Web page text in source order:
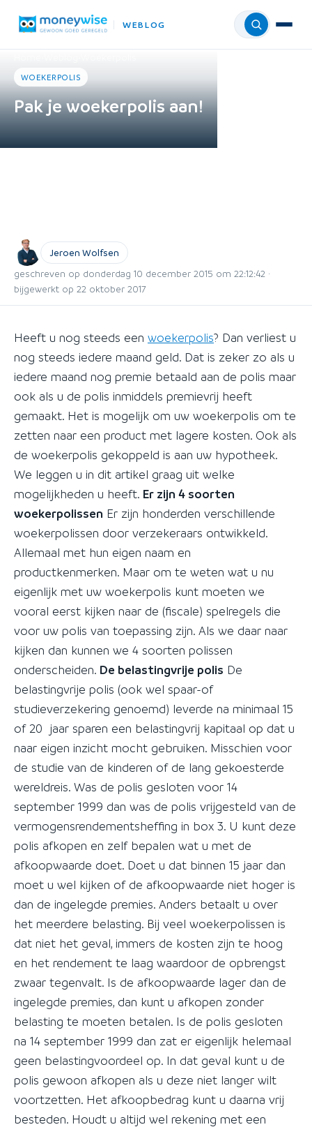
WEBLOG Menu
WOEKERPOLIS
Pak je woekerpolis aan!
Jeroen Wolfsen
geschreven op donderdag 10 december 2015 om 22:12:42 ·
bijgewerkt op 22 oktober 2017
Heeft u nog steeds een woekerpolis? Dan verliest u
nog steeds iedere maand geld. Dat is zeker zo als u
iedere maand nog premie betaald aan de polis maar
ook als u de polis inmiddels premievrij heeft
gemaakt. Het is mogelijk om uw woekerpolis om te
zetten naar een product met lagere kosten. Ook als
de woekerpolis gekoppeld is aan uw hypotheek.
We leggen u in dit artikel graag uit welke
mogelijkheden u heeft. Er zijn 4 soorten
woekerpolissen Er zijn honderden verschillende
woekerpolissen door verzekeraars ontwikkeld.
Allemaal met hun eigen naam en
productkenmerken. Maar om te weten wat u nu
eigenlijk met uw woekerpolis kunt moeten we
vooral eerst kijken naar de (fiscale) spelregels die
voor uw polis van toepassing zijn. Als we daar naar
kijken dan kunnen we 4 soorten polissen
onderscheiden. De belastingvrije polis De
belastingvrije polis (ook wel spaar-of
studieverzekering genoemd) leverde na minimaal 15
of 20 jaar sparen een belastingvrij kapitaal op dat u
naar eigen inzicht mocht gebruiken. Misschien voor
de studie van de kinderen of de lang gekoesterde
wereldreis. Was de polis gesloten voor 14
september 1999 dan was de polis vrijgesteld van de
vermogensrendementsheffing in box 3. U kunt deze
polis afkopen en zelf bepalen wat u met de
afkoopwaarde doet. Doet u dat binnen 15 jaar dan
moet u wel kijken of de afkoopwaarde niet hoger is
dan de ingelegde premies. Anders betaalt u over
het meerdere belasting. Bij veel woekerpolissen is
dat niet het geval, immers de kosten zijn te hoog
en het rendement te laag waardoor de opbrengst
zwaar tegenvalt. Is de afkoopwaarde lager dan de
ingelegde premies, dan kunt u afkopen zonder
belasting te moeten betalen. Is de polis gesloten
na 14 september 1999 dan zat er eigenlijk helemaal
geen belastingvoordeel op. In dat geval kunt u de
polis gewoon afkopen als u deze niet langer wilt
voortzetten. Het afkoopbedrag kunt u daarna vrij
besteden. Houdt u altijd wel rekening met een